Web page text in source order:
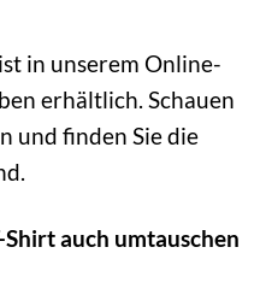
in unserem Online-
erhältlich. Schauen
und finden Sie die
Shirt auch umtauschen